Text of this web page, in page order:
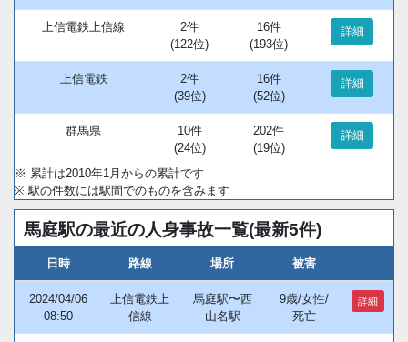
上信電鉄上信線
2件
(122位)
16件
(193位)
詳細
上信電鉄
2件
(39位)
16件
(52位)
詳細
群馬県
10件
(24位)
202件
(19位)
詳細
※ 累計は2010年1月からの累計です
※ 駅の件数には駅間でのものを含みます
馬庭駅の最近の人身事故一覧(最新5件)
日時 路線 場所 被害
2024/04/06
08:50
上信電鉄上
信線
馬庭駅〜西
山名駅
9歳/女性/
死亡
詳細